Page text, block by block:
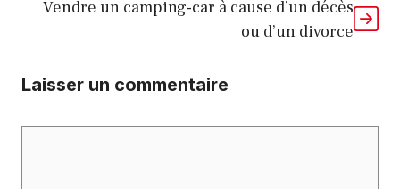
Vendre un camping-car à cause d’un décès
ou d’un divorce
Laisser un commentaire